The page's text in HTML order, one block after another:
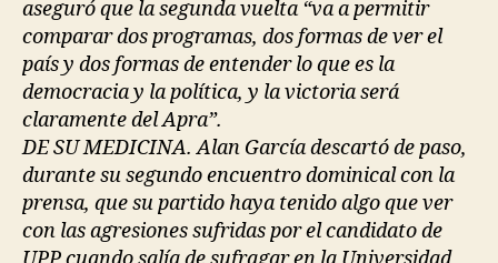
aseguró que la segunda vuelta “va a permitir
comparar dos programas, dos formas de ver el
país y dos formas de entender lo que es la
democracia y la política, y la victoria será
claramente del Apra”.
DE SU MEDICINA. Alan García descartó de paso,
durante su segundo encuentro dominical con la
prensa, que su partido haya tenido algo que ver
con las agresiones sufridas por el candidato de